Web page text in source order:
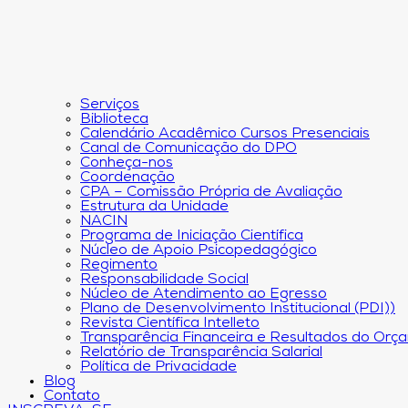
Serviços
Biblioteca
Calendário Acadêmico Cursos Presenciais
Canal de Comunicação do DPO
Conheça-nos
Coordenação
CPA – Comissão Própria de Avaliação
Estrutura da Unidade
NACIN
Programa de Iniciação Científica
Núcleo de Apoio Psicopedagógico
Regimento
Responsabilidade Social
Núcleo de Atendimento ao Egresso
Plano de Desenvolvimento Institucional (PDI))
Revista Científica Intelleto
Transparência Financeira e Resultados do
Relatório de Transparência Salarial
Política de Privacidade
Blog
Contato